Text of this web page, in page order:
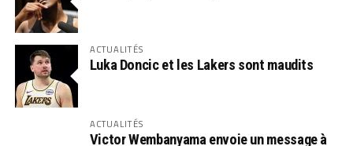
ACTUALITÉS
Luka Doncic et les Lakers sont maudits
ACTUALITÉS
Victor Wembanyama envoie un message à